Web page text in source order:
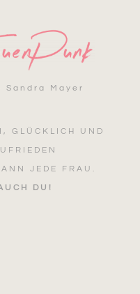
Sandra Mayer
GLÜCKLICH UND
JEDE FRAU.
DU!